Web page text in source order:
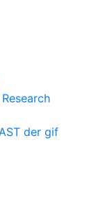
der gif